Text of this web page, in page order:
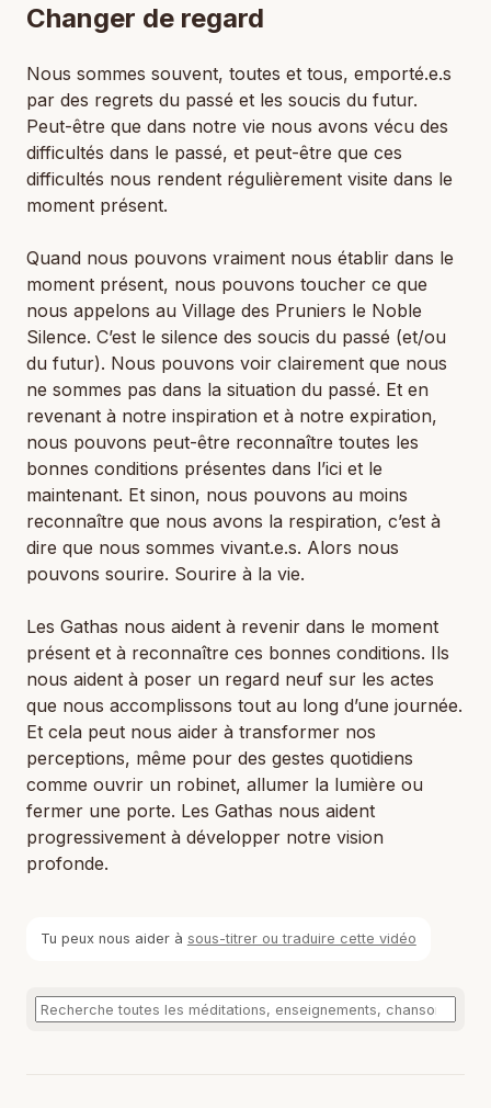
Changer de regard
Nous sommes souvent, toutes et tous, emporté.e.s
par des regrets du passé et les soucis du futur.
Peut-être que dans notre vie nous avons vécu des
difficultés dans le passé, et peut-être que ces
difficultés nous rendent régulièrement visite dans le
moment présent.
Quand nous pouvons vraiment nous établir dans le
moment présent, nous pouvons toucher ce que
nous appelons au Village des Pruniers le Noble
Silence. C’est le silence des soucis du passé (et/ou
du futur). Nous pouvons voir clairement que nous
ne sommes pas dans la situation du passé. Et en
revenant à notre inspiration et à notre expiration,
nous pouvons peut-être reconnaître toutes les
bonnes conditions présentes dans l’ici et le
maintenant. Et sinon, nous pouvons au moins
reconnaître que nous avons la respiration, c’est à
dire que nous sommes vivant.e.s. Alors nous
pouvons sourire. Sourire à la vie.
Les Gathas nous aident à revenir dans le moment
présent et à reconnaître ces bonnes conditions. Ils
nous aident à poser un regard neuf sur les actes
que nous accomplissons tout au long d’une journée.
Et cela peut nous aider à transformer nos
perceptions, même pour des gestes quotidiens
comme ouvrir un robinet, allumer la lumière ou
fermer une porte. Les Gathas nous aident
progressivement à développer notre vision
profonde.
Tu peux nous aider à sous-titrer ou traduire cette vidéo